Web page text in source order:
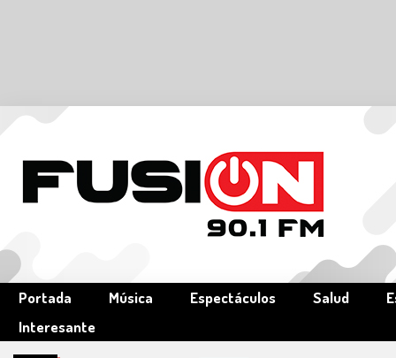
Portada Música Espectáculos Salud
Interesante